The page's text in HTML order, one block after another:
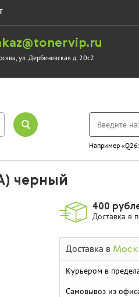
ул. Дербеневская д. 20с2
Например
черный
400
Доставка в
Доставка в
Курьером в
Самовывоз из